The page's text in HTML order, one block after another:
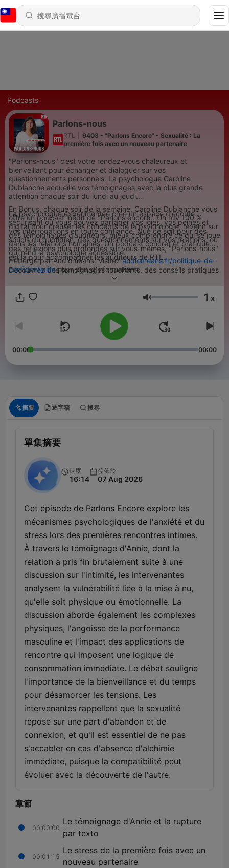
Podcasts
Parlons-nous
RTL
9408 - "Parlons Encore" - Sexualité : La
première fois avec un nouveau partenaire
"Parlons-nous" c’est votre rendez-vous chaleureux et
bienveillant pour échanger et dialoguer sur vos
questionnements personnels. La psychologue Caroline
Dublanche accueille vos témoignages avec la plus grande
attention chaque soir du lundi au jeudi.
La psychologue expérimentée crée un espace d'écoute
sécurisant où vous pouvez partager vos joies, vos peines et
vos interrogations en toute confiance. Que ce soit pour des
soucis du quotidien, des questionnements sur vos relations, ou
des réflexions plus profondes sur vous-mêmes, "Parlons-nous"
est là pour accompagner les auditeurs de RTL.
En Bonus, chaque soir de la semaine, Caroline Dublanche vous
offre un podcast inédit de "Parlons encore". Un rdv 100 %
digital pour creuser les concepts de la psychologie, revenir sur
des témoignages d’auditeurs, mieux comprendre ce qui se joue
dans les relations humaines. Un podcast concret et pratique
qui rend la psychologie accessible.
Découvrez des témoignages touchants, des conseils pratiques
et des perspectives éclairantes qui résonnent avec votre vécu.
N’hésitez pas à participer à cette conversation enrichissante
en appelant gratuitement le 09-69-39-10-11. Partagez votre
Hébergé par Audiomeans. Visitezaudiomeans.fr/politique-de-
confidentialitepour plus d'informations.
音量 1 x
00:00 00:00
摘要 逐字稿 搜尋
單集摘要
長度
16:14
發佈於
07 Aug 2026
Cet épisode de Parlons Encore explore les
mécanismes psychologiques de l'anxiété et du
stress lors des premières rencontres intimes.
À travers le témoignage d'Annie, dont la
relation a pris fin brutalement suite à une
discussion sur l'intimité, les intervenantes
analysent la vulnérabilité liée à la mise à nu,
qu'elle soit physique ou émotionnelle. La
discussion aborde également les complexes
physiques, l'angoisse de la performance
masculine et l'impact des applications de
rencontre qui imposent une logique de
consommation immédiate. Le débat souligne
l'importance de la bienveillance et du temps
pour désamorcer les tensions. Les
intervenantes rappellent que la sexualité
repose sur une part d'abandon et de
connexion, et qu'il est essentiel de ne pas
s'accabler en cas d'absence d'alchimie
immédiate, puisque la compatibilité peut
évoluer avec la découverte de l'autre.
章節
00:00:00
Le témoignage d'Annie et la rupture
par texto
00:01:15
Le stress de la première fois avec un
nouveau partenaire